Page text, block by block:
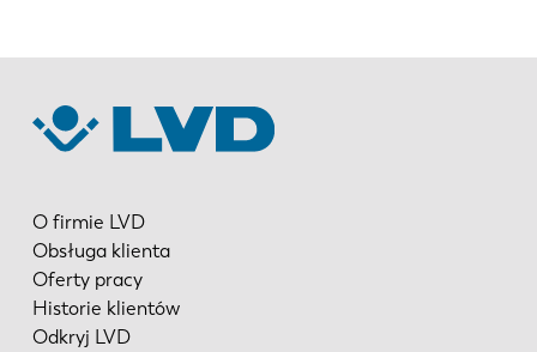
O firmie LVD
Obsługa klienta
Oferty pracy
Historie klientów
Odkryj LVD